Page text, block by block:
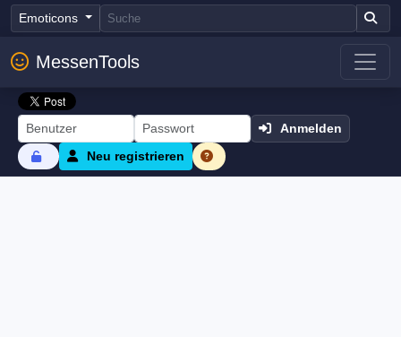
Emoticons
MessenTools
Anmelden
Neu registrieren